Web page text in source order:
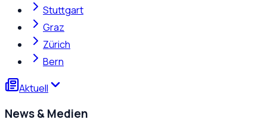
Stuttgart
Graz
Zürich
Bern
Aktuell
News & Medien